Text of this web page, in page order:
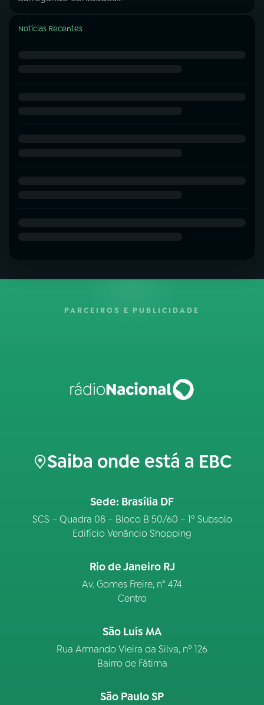
Notícias Recentes
PARCEIROS E PUBLICIDADE
Saiba onde está a EBC
Sede: Brasília DF
SCS – Quadra 08 – Bloco B 50/60 – 1º Subsolo
Edifício Venâncio Shopping
Rio de Janeiro RJ
Av. Gomes Freire, n° 474
Centro
São Luís MA
Rua Armando Vieira da Silva, nº 126
Bairro de Fátima
São Paulo SP